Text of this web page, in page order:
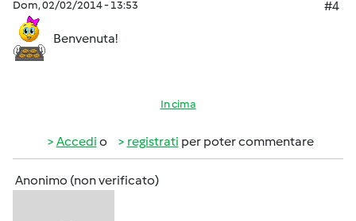
Dom, 02/02/2014 - 13:53 #4
Benvenuta!
In cima
Accedi o registrati per poter commentare
Anonimo (non verificato)